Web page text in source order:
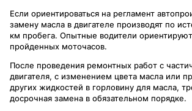
Если ориентироваться на регламент
замену масла в двигателе производят по
км пробега. Опытные водители
пройденных моточасов.
После проведения ремонтных работ с
двигателя, с изменением цвета масла или
других жидкостей в горловину для масла,
досрочная замена в обязательном порядке.